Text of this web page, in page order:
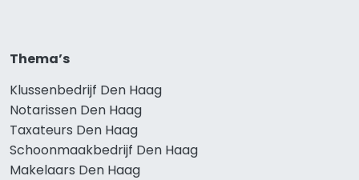
Thema’s
Klussenbedrijf Den Haag
Notarissen Den Haag
Taxateurs Den Haag
Schoonmaakbedrijf Den Haag
Makelaars Den Haag